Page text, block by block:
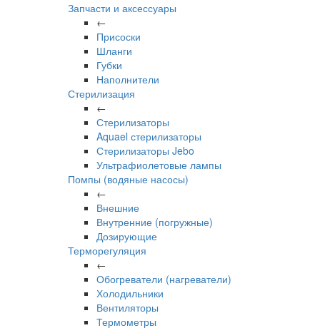
Запчасти и аксессуары
←
Присоски
Шланги
Губки
Наполнители
Стерилизация
←
Стерилизаторы
Aquael стерилизаторы
Стерилизаторы Jebo
Ультрафиолетовые лампы
Помпы (водяные насосы)
←
Внешние
Внутренние (погружные)
Дозирующие
Терморегуляция
←
Обогреватели (нагреватели)
Холодильники
Вентиляторы
Термометры